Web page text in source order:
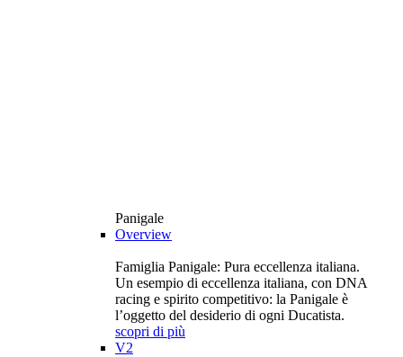
Panigale
Overview
Famiglia Panigale: Pura eccellenza italiana.
Un esempio di eccellenza italiana, con DNA
racing e spirito competitivo: la Panigale è
l’oggetto del desiderio di ogni Ducatista.
scopri di più
V2